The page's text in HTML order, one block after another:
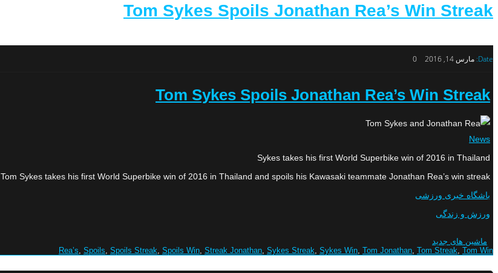
Tom Sykes Spoils Jonathan Rea’s Win Streak
Date: مارس 14, 2016 0
Tom Sykes Spoils Jonathan Rea’s Win Streak
News
Sykes takes his first World Superbike win of 2016 in Thailand
Tom Sykes takes his first World Superbike win of 2016 in Thailand and spoils his Kawasaki teammate Jonathan Rea’s win streak.
باشگاه خبری ورزشی
ورزش و زندگی
ماشین های جدید
Rea’s, Spoils, Spoils Streak, Spoils Win, Streak Jonathan, Sykes Streak, Sykes Win, Tom Jonathan, Tom Streak, Tom Win